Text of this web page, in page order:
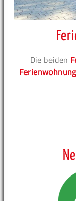
Die beiden